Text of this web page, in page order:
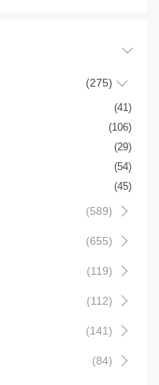
(275)
(41)
(106)
(29)
(54)
(45)
(589)
(655)
(119)
(112)
(141)
(84)